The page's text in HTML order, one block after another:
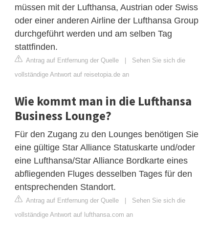
müssen mit der Lufthansa, Austrian oder Swiss
oder einer anderen Airline der Lufthansa Group
durchgeführt werden und am selben Tag
stattfinden.
Antrag auf Entfernung der Quelle | Sehen Sie sich die
vollständige Antwort auf reisetopia.de an
Wie kommt man in die Lufthansa
Business Lounge?
Für den Zugang zu den Lounges benötigen Sie
eine gültige Star Alliance Statuskarte und/oder
eine Lufthansa/Star Alliance Bordkarte eines
abfliegenden Fluges desselben Tages für den
entsprechenden Standort.
Antrag auf Entfernung der Quelle | Sehen Sie sich die
vollständige Antwort auf lufthansa.com an